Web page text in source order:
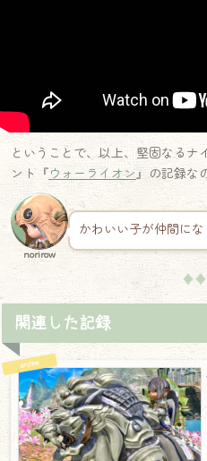
ということで、以上、堅固なるナ
ント『ウォーライオン』の記録な
norirow
かわいい子が仲間に
関連した記録